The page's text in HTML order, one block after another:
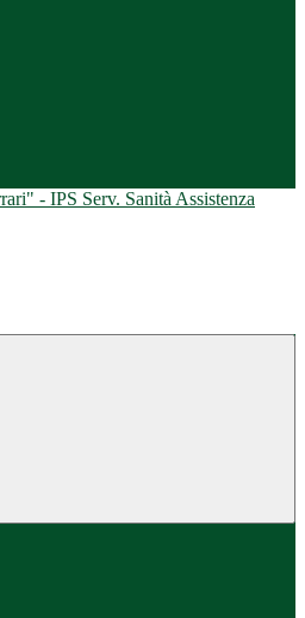
- IPS Serv. Sanità Assistenza